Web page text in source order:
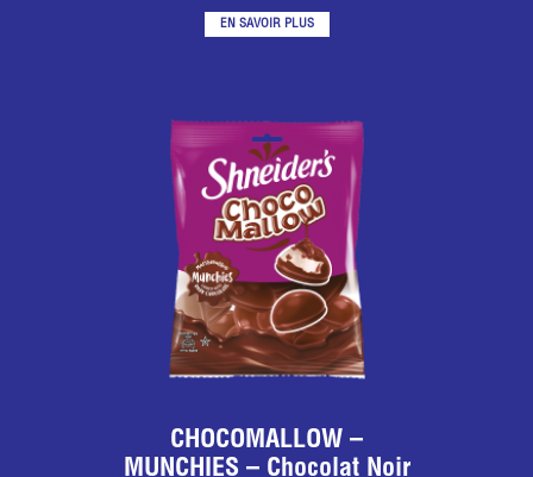
EN SAVOIR PLUS
CHOCOMALLOW –
MUNCHIES – Chocolat Noir